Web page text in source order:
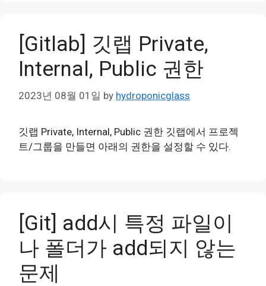
[Gitlab] 깃랩 Private,
Internal, Public 권한
2023년 08월 01일 by hydroponicglass
깃랩 Private, Internal, Public 권한 깃랩에서 프로젝
트/그룹을 만들면 아래의 권한을 설정할 수 있다.
[Git] add시 특정 파일이
나 폴더가 add되지 않는
문제